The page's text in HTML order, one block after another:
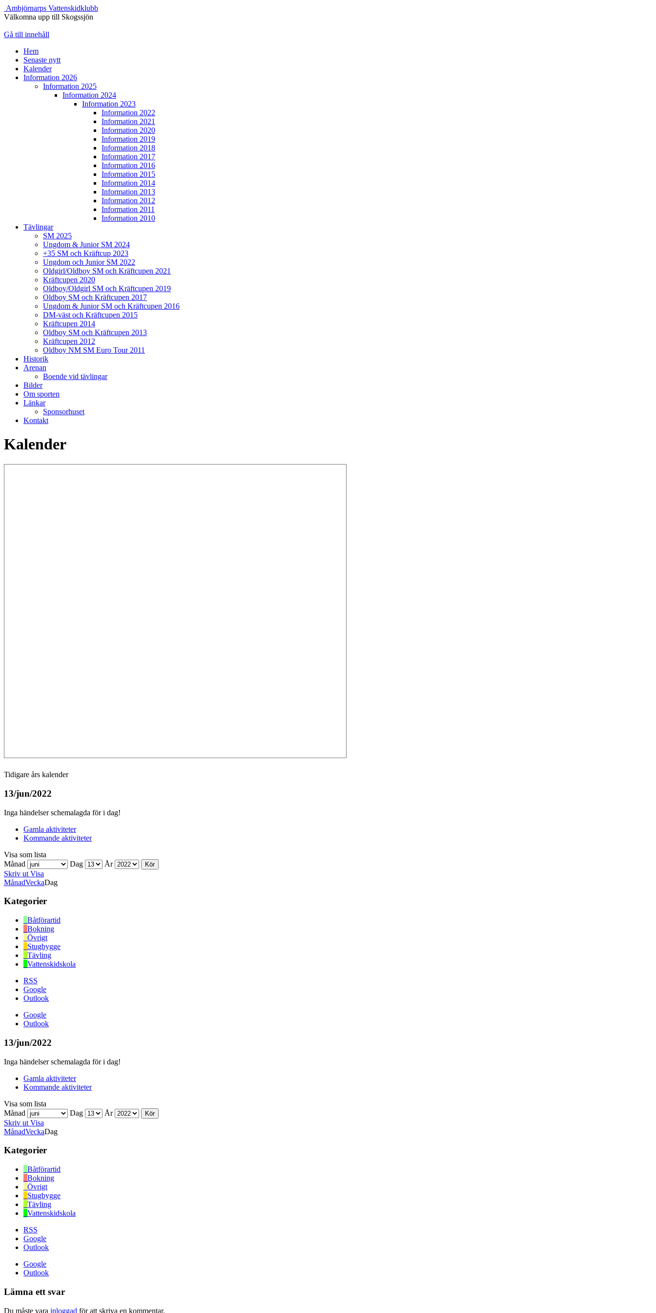
Ambjörnarps Vattenskidklubb
Välkomna upp till Skogssjön
Gå till innehåll
Hem
Senaste nytt
Kalender
Information 2026
Information 2025
Information 2024
Information 2023
Information 2022
Information 2021
Information 2020
Information 2019
Information 2018
Information 2017
Information 2016
Information 2015
Information 2014
Information 2013
Information 2012
Information 2011
Information 2010
Tävlingar
SM 2025
Ungdom & Junior SM 2024
+35 SM och Kräftcup 2023
Ungdom och Junior SM 2022
Oldgirl/Oldboy SM och Kräftcupen 2021
Kräftcupen 2020
Oldboy/Oldgirl SM och Kräftcupen 2019
Oldboy SM och Kräftcupen 2017
Ungdom & Junior SM och Kräftcupen 2016
DM-väst och Kräftcupen 2015
Kräftcupen 2014
Oldboy SM och Kräftcupen 2013
Kräftcupen 2012
Oldboy NM SM Euro Tour 2011
Historik
Arenan
Boende vid tävlingar
Bilder
Om sporten
Länkar
Sponsorhuset
Kontakt
Kalender
Tidigare års kalender
13/jun/2022
Inga händelser schemalagda för i dag!
Gamla aktiviteter
Kommande aktiviteter
Visa som lista
Månad
Dag
År
Skriv ut Visa
MånadVeckaDag
Kategorier
Båtförartid
Bokning
Övrigt
Stugbygge
Tävling
Vattenskidskola
RSS
Google
Outlook
Google
Outlook
13/jun/2022
Inga händelser schemalagda för i dag!
Gamla aktiviteter
Kommande aktiviteter
Visa som lista
Månad
Dag
År
Skriv ut Visa
MånadVeckaDag
Kategorier
Båtförartid
Bokning
Övrigt
Stugbygge
Tävling
Vattenskidskola
RSS
Google
Outlook
Google
Outlook
Lämna ett svar
Du måste vara inloggad för att skriva en kommentar.